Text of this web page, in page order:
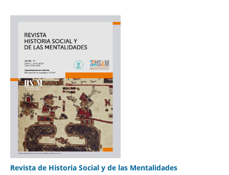
Revista de Historia Social y de las Mentalidades